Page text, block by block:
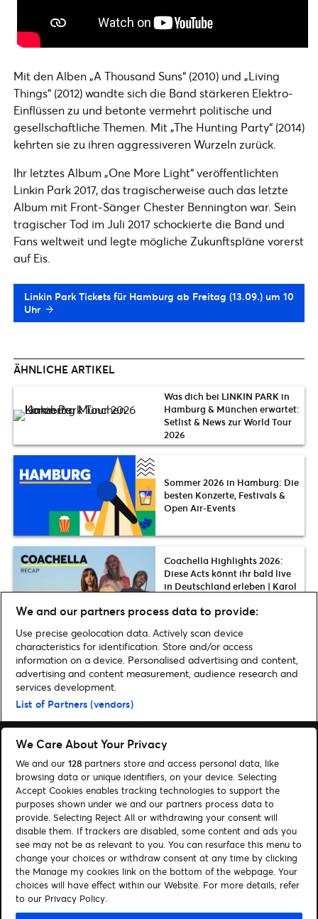
Mit den Alben „A Thousand Suns“ (2010) und „Living
Things“ (2012) wandte sich die Band stärkeren Elektro-
Einflüssen zu und betonte vermehrt politische und
gesellschaftliche Themen. Mit „The Hunting Party“ (2014)
kehrten sie zu ihren aggressiveren Wurzeln zurück.
Ihr letztes Album „One More Light“ veröffentlichten
Linkin Park 2017, das tragischerweise auch das letzte
Album mit Front-Sänger Chester Bennington war. Sein
tragischer Tod im Juli 2017 schockierte die Band und
Fans weltweit und legte mögliche Zukunftspläne vorerst
auf Eis.
Linkin Park Tickets für Hamburg ab Freitag (13.09.) um 10
Uhr
ÄHNLICHE ARTIKEL
Was dich bei LINKIN PARK in
Hamburg & München erwartet:
Setlist & News zur World Tour
2026
Sommer 2026 in Hamburg: Die
besten Konzerte, Festivals &
Open Air-Events
Coachella Highlights 2026:
Diese Acts könnt ihr bald live
in Deutschland erleben | Karol
twigs u.v.m.
Musik
Linkin Park kommen im September 2024 live nach
Hamburg | Vorverkauf gestartet
Suchen
Cookie-Einwilligungstool
Autor*innen
Kontakt
Impressum
Tickets
Folge uns:
We and our partners process data to provide:
Use precise geolocation data. Actively scan device
characteristics for identification. Store and/or access
information on a device. Personalised advertising and content,
advertising and content measurement, audience research and
services development.
List of Partners (vendors)
We Care About Your Privacy
We and our 128 partners store and access personal data, like
browsing data or unique identifiers, on your device. Selecting
Accept Cookies enables tracking technologies to support the
purposes shown under we and our partners process data to
provide. Selecting Reject All or withdrawing your consent will
disable them. If trackers are disabled, some content and ads you
see may not be as relevant to you. You can resurface this menu to
change your choices or withdraw consent at any time by clicking
the Manage my cookies link on the bottom of the webpage. Your
choices will have effect within our Website. For more details, refer
to our Privacy Policy.